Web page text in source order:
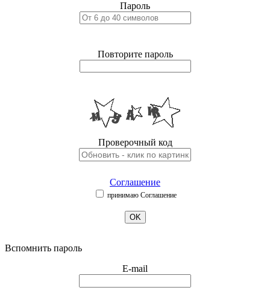
Пароль
Повторите пароль
Проверочный код
Соглашение
принимаю Соглашение
OK
Вспомнить пароль
E-mail